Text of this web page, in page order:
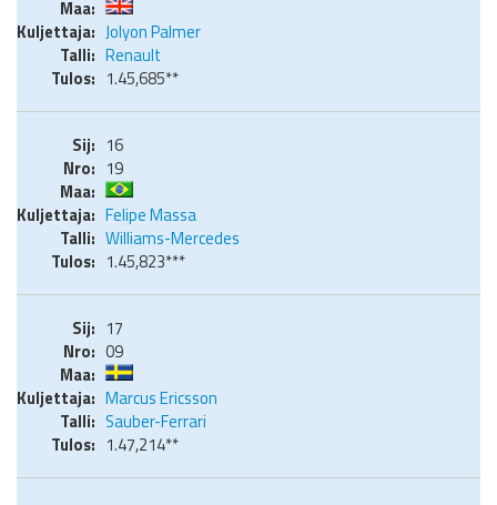
Jolyon Palmer
Renault
1.45,685**
16
19
Felipe Massa
Williams-Mercedes
1.45,823***
17
09
Marcus Ericsson
Sauber-Ferrari
1.47,214**